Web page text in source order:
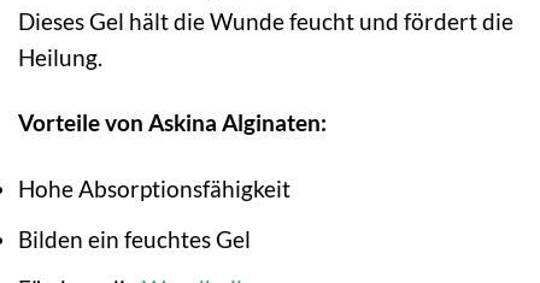
Dieses Gel hält die Wunde feucht und fördert die
Heilung.
Vorteile von Askina Alginaten:
Hohe Absorptionsfähigkeit
Bilden ein feuchtes Gel